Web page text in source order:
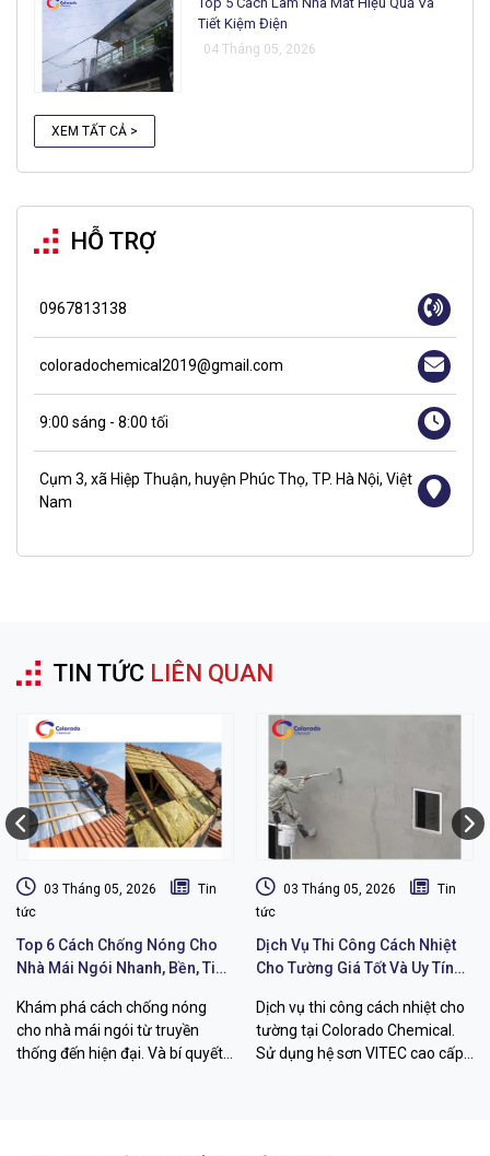
Tiết Kiệm Điện
04 Tháng 05, 2026
XEM TẤT CẢ >
HỖ TRỢ
0967813138
coloradochemical2019@gmail.com
9:00 sáng - 8:00 tối
Cụm 3, xã Hiệp Thuận, huyện Phúc Thọ, TP. Hà Nội, Việt
Nam
TIN TỨC LIÊN QUAN
03 Tháng 05, 2026
Tin
tức
Top 6 Cách Chống Nóng Cho
Nhà Mái Ngói Nhanh, Bền, Tiết
Khám phá cách chống nóng
cho nhà mái ngói từ truyền
thống đến hiện đại. Và bí quyết
03 Tháng 05, 2026
Tin
tức
Dịch Vụ Thi Công Cách Nhiệt
Cho Tường Giá Tốt Và Uy Tín
Dịch vụ thi công cách nhiệt cho
tường tại Colorado Chemical.
Sử dụng hệ sơn VITEC cao cấp